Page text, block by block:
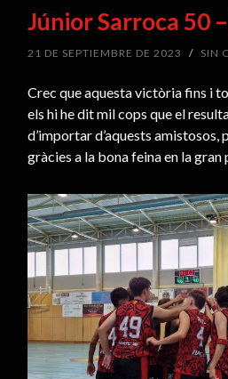
Júnior Sarroca 50
21 DE SEPTIEMBRE DE 2023 / SIN
Crec que aquesta victòria fins i
els hi he dit mil cops que el
d’importar d’aquests amistosos,
gràcies a la bona feina en la